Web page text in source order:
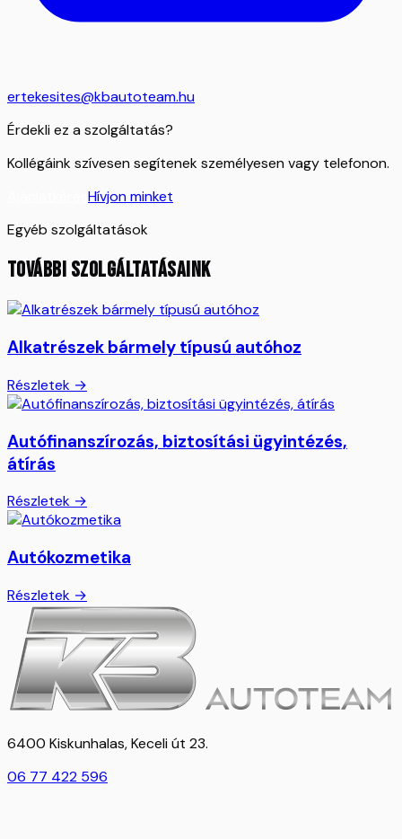
ertekesites@kbautoteam.hu
Érdekli ez a szolgáltatás?
Kollégáink szívesen segítenek személyesen vagy telefonon.
Hívjon minket
Egyéb szolgáltatások
TOVÁBBI SZOLGÁLTATÁSAINK
Alkatrészek bármely típusú autóhoz
Részletek →
Autófinanszírozás, biztosítási ügyintézés,
átírás
Részletek →
Autókozmetika
Részletek →
6400 Kiskunhalas, Keceli út 23.
06 77 422 596